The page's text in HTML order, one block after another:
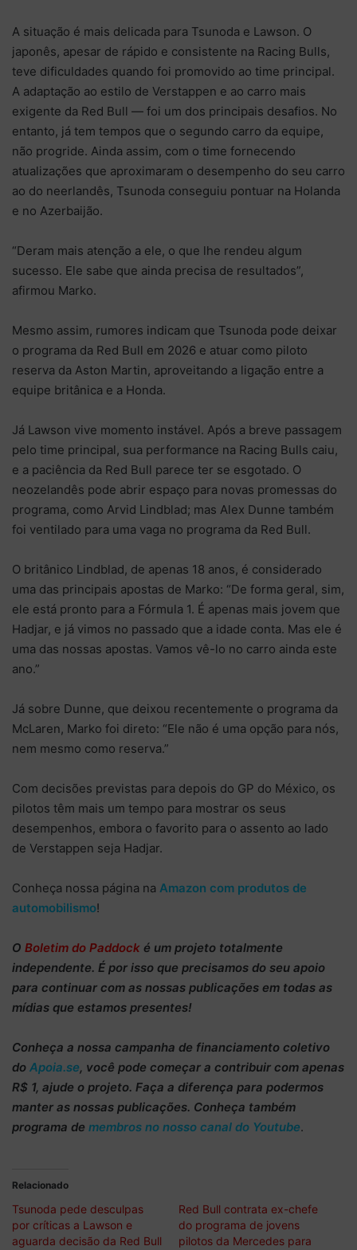
A situação é mais delicada para Tsunoda e Lawson. O
japonês, apesar de rápido e consistente na Racing Bulls,
teve dificuldades quando foi promovido ao time principal.
A adaptação ao estilo de Verstappen e ao carro mais
exigente da Red Bull — foi um dos principais desafios. No
entanto, já tem tempos que o segundo carro da equipe,
não progride. Ainda assim, com o time fornecendo
atualizações que aproximaram o desempenho do seu carro
ao do neerlandês, Tsunoda conseguiu pontuar na Holanda
e no Azerbaijão.
“Deram mais atenção a ele, o que lhe rendeu algum
sucesso. Ele sabe que ainda precisa de resultados”,
afirmou Marko.
Mesmo assim, rumores indicam que Tsunoda pode deixar
o programa da Red Bull em 2026 e atuar como piloto
reserva da Aston Martin, aproveitando a ligação entre a
equipe britânica e a Honda.
Já Lawson vive momento instável. Após a breve passagem
pelo time principal, sua performance na Racing Bulls caiu,
e a paciência da Red Bull parece ter se esgotado. O
neozelandês pode abrir espaço para novas promessas do
programa, como Arvid Lindblad; mas Alex Dunne também
foi ventilado para uma vaga no programa da Red Bull.
O britânico Lindblad, de apenas 18 anos, é considerado
uma das principais apostas de Marko: “De forma geral, sim,
ele está pronto para a Fórmula 1. É apenas mais jovem que
Hadjar, e já vimos no passado que a idade conta. Mas ele é
uma das nossas apostas. Vamos vê-lo no carro ainda este
ano.”
Já sobre Dunne, que deixou recentemente o programa da
McLaren, Marko foi direto: “Ele não é uma opção para nós,
nem mesmo como reserva.”
Com decisões previstas para depois do GP do México, os
pilotos têm mais um tempo para mostrar os seus
desempenhos, embora o favorito para o assento ao lado
de Verstappen seja Hadjar.
Conheça nossa página na Amazon com produtos de
automobilismo!
O Boletim do Paddock é um projeto totalmente
independente. É por isso que precisamos do seu apoio
para continuar com as nossas publicações em todas as
mídias que estamos presentes!
Conheça a nossa campanha de financiamento coletivo
do Apoia.se, você pode começar a contribuir com apenas
R$ 1, ajude o projeto. Faça a diferença para podermos
manter as nossas publicações. Conheça também
programa de membros no nosso canal do Youtube.
Relacionado
Tsunoda pede desculpas
por críticas a Lawson e
aguarda decisão da Red Bull
Red Bull contrata ex-chefe
do programa de jovens
pilotos da Mercedes para